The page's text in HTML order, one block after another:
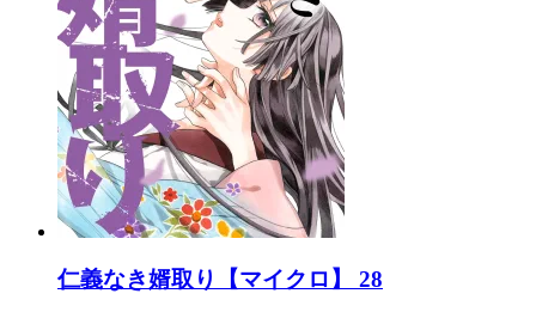
仁義なき婿取り【マイクロ】 28